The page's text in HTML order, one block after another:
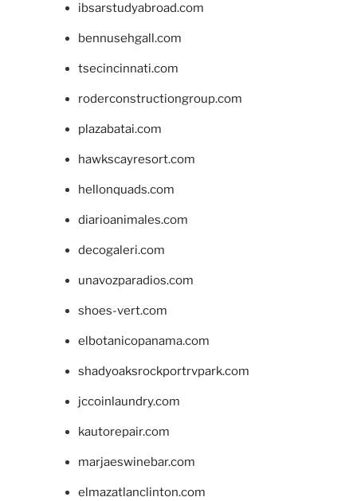
ibsarstudyabroad.com
bennusehgall.com
tsecincinnati.com
roderconstructiongroup.com
plazabatai.com
hawkscayresort.com
hellonquads.com
diarioanimales.com
decogaleri.com
unavozparadios.com
shoes-vert.com
elbotanicopanama.com
shadyoaksrockportrvpark.com
jccoinlaundry.com
kautorepair.com
marjaeswinebar.com
elmazatlanclinton.com